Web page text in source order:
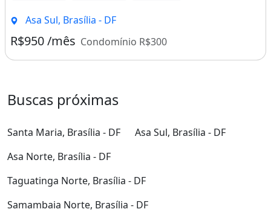
Asa Sul, Brasília - DF
R$950 /mês Condomínio R$300
Buscas próximas
Santa Maria, Brasília - DF
Asa Sul, Brasília - DF
Asa Norte, Brasília - DF
Taguatinga Norte, Brasília - DF
Samambaia Norte, Brasília - DF